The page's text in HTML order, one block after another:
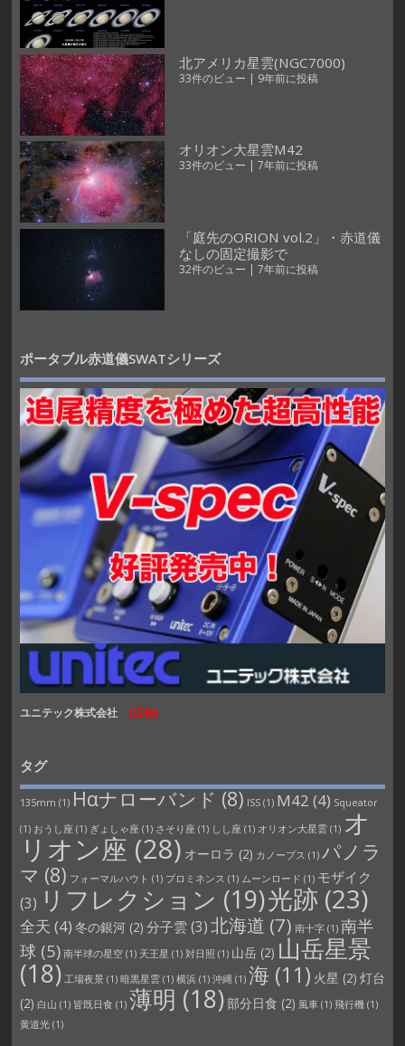
北アメリカ星雲(NGC7000)
33件のビュー | 9年前に投稿
オリオン大星雲M42
33件のビュー 7年前に投稿
「庭先のORION vol.2」・赤道儀
なしの固定撮影で
32件のビュー | 7年前に投稿
ポータブル赤道儀SWATシリーズ
ユニテック株式会社 (広告)
タグ
135mm (1) Hαナローバンド(8) ISS(1) M42 (4) Squeator
(1) おうし座 (1) ぎょしゃ座 (1) さそり座 (1) しし座 (1) オリオン大星雲(1) オ
リオン座 (28) オーロラ (2) カノープス (1) パノラ
マ (8) フォーマルハウト (1) プロミネンス (1) ムーンロード (1) モザイク
(3) リフレクション (19)光跡 (23)
全天 (4) 冬の銀河(2) 分子雲 (3)北海道 (7) 南十字(1) 南半
球 (5) 南半球の星空(1) 天王星 (1) 対日照 (1) 山岳(2) 山岳星景
(18) 工場夜景(1) 暗黒星雲(1) 横浜(1) 沖縄 (1) 海 (11) 火星 (2) 灯台
(2) 白山 (1) 皆既日食 (1) 薄明 (18)部分日食 (2) 風車(1) 飛行機(1)
黄道光(1)